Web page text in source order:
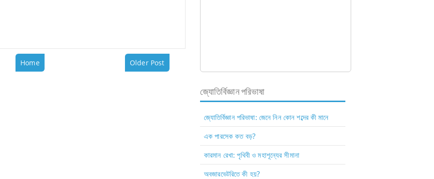
Older Post
Home
জ্যোতির্বিজ্ঞান পরিভাষা
জ্যোতির্বিজ্ঞান পরিভাষা: জেনে নিন কোন শব্দের কী মানে
এক পারসেক কত বড়?
কারমান রেখা: পৃথিবী ও মহাশূন্যের সীমানা
অবজারভেটরিতে কী হয়?